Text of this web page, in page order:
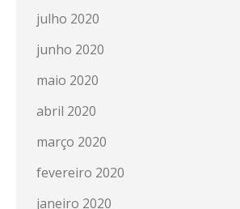
julho 2020
junho 2020
maio 2020
abril 2020
março 2020
fevereiro 2020
janeiro 2020